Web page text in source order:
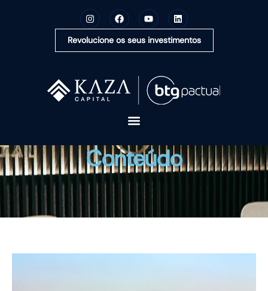
Revolucione os seus investimentos
A KAZA CAPITAL
SOLUÇÕES
MONTE SUA CARTEIRA
CONTEÚDOS
Conteúdo